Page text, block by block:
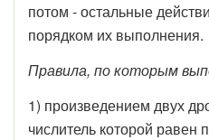
потом - остальные
порядком их выполнения.
Правила, по которым
1) произведением двух
числитель которой равен